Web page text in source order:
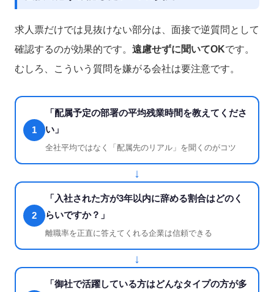
求人票だけでは見抜けない部分は、面接で逆質問として
確認するのが効果的です。 遠慮せずに聞いてOKです。
むしろ、こういう質問を嫌がる会社は要注意です。
1
「配属予定の部署の平均残業時間を教えてくださ
い」
全社平均ではなく「配属先のリアル」を聞くのがコツ
↓
2
「入社された方が3年以内に辞める割合はどのく
らいですか？」
離職率を正直に答えてくれる企業は信頼できる
↓
「御社で活躍している方はどんなタイプの方が多